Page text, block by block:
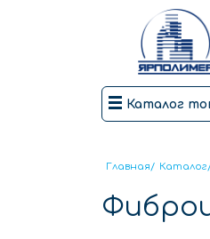
Каталог
Главная/ Каталог